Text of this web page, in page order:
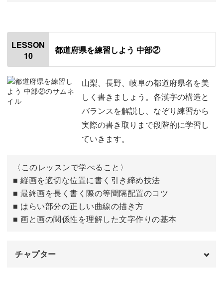
「新潟」
「富山」
「石川」 12:44
16:17
LESSON
10
都道府県を練習しよう 中部②
山梨、長野、岐阜の都道府県名を美
しく書きましょう。各漢字の構造と
バランスを解説し、なぞり練習から
実際の書き取りまで段階的に学習し
ていきます。
〈このレッスンで学べること〉
■ 縦画を適切な位置に書く引き締め技法
■ 最終画を長く書く際の等間隔配置のコツ
■ はらい部分の正しい曲線の描き方
■ 画と画の関係性を理解した文字作りの基本
チャプター